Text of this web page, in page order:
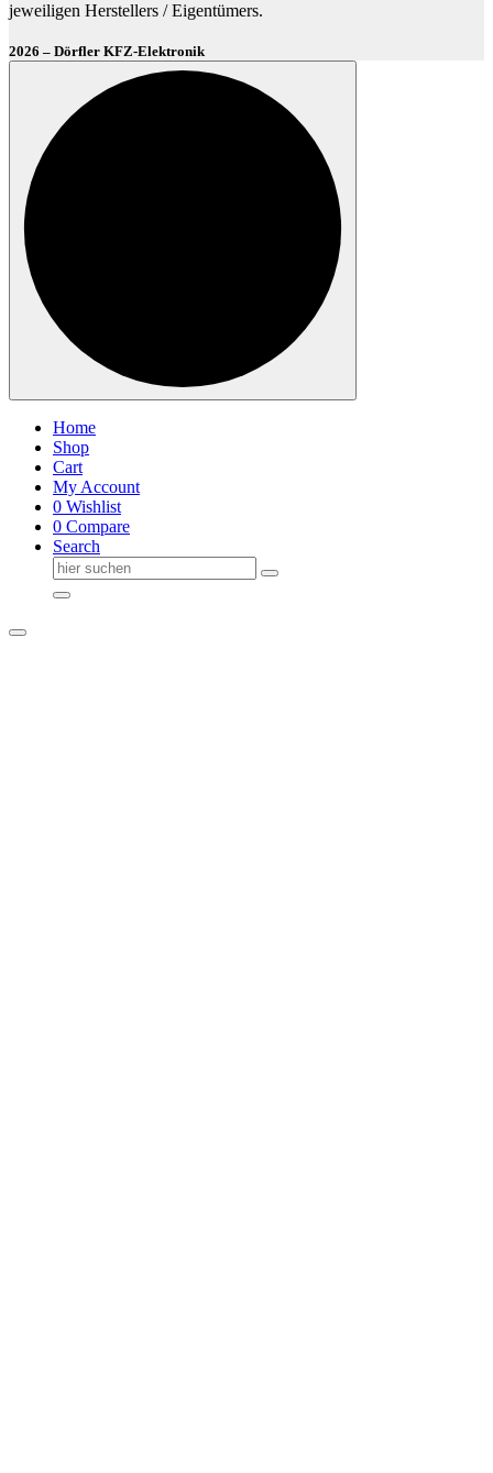
jeweiligen Herstellers / Eigentümers.
2026 – Dörfler KFZ-Elektronik
Home
Shop
Cart
My Account
0 Wishlist
0 Compare
Search
Suche
nach: